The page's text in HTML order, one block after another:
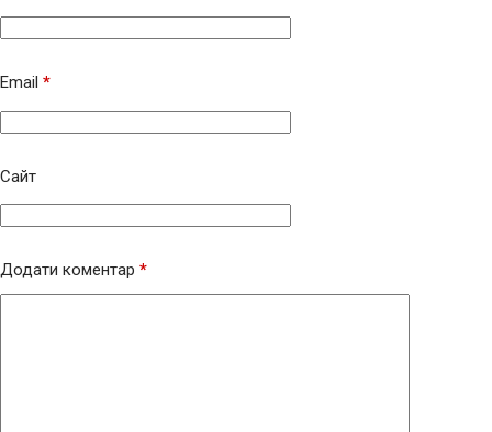
Email *
Сайт
Додати коментар *